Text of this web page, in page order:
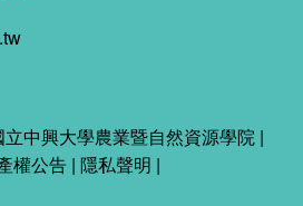
中興大學農業暨自然資源學院 |
權公告 | 隱私聲明 |